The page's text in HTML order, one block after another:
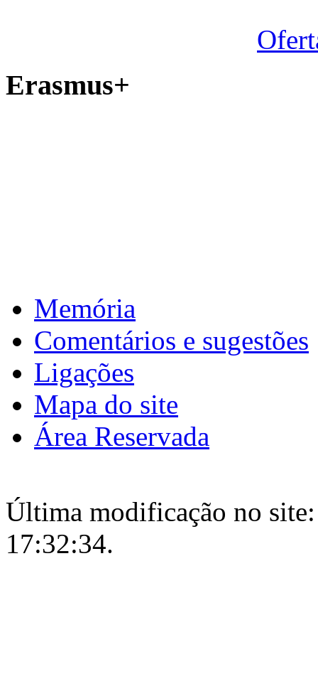
Erasmus+
Memória
Comentários e sugestões
Ligações
Mapa do site
Área Reservada
Última modificação no
17:32:34.